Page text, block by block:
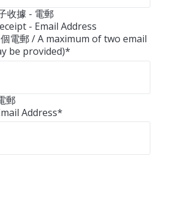
收據 - 電郵
- Email Address
電郵 / A maximum of two email
be provided)*
郵
Address*